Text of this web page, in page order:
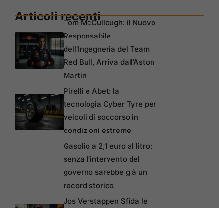
Articoli recentiTom McCullough: il Nuovo
Responsabile
dell’Ingegneria del Team
Red Bull, Arriva dall’Aston
Martin
Pirelli e Abet: la
tecnologia Cyber Tyre per
veicoli di soccorso in
condizioni estreme
Gasolio a 2,1 euro al litro:
senza l’intervento del
governo sarebbe già un
record storico
Jos Verstappen Sfida le